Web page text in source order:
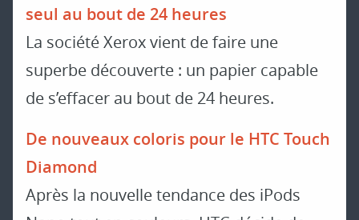
seul au bout de 24 heures
La société Xerox vient de faire une
superbe découverte : un papier capable
de s’effacer au bout de 24 heures.
De nouveaux coloris pour le HTC Touch
Diamond
Après la nouvelle tendance des iPods